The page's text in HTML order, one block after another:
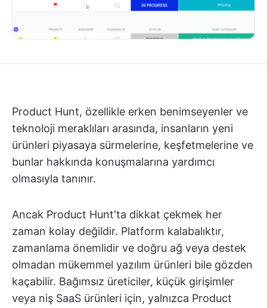
Product Hunt, özellikle erken benimseyenler ve
teknoloji meraklıları arasında, insanların yeni
ürünleri piyasaya sürmelerine, keşfetmelerine ve
bunlar hakkında konuşmalarına yardımcı
olmasıyla tanınır.
Ancak Product Hunt'ta dikkat çekmek her
zaman kolay değildir. Platform kalabalıktır,
zamanlama önemlidir ve doğru ağ veya destek
olmadan mükemmel yazılım ürünleri bile gözden
kaçabilir. Bağımsız üreticiler, küçük girişimler
veya niş SaaS ürünleri için, yalnızca Product